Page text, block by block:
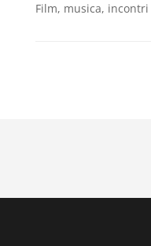
Film, musica, incontri